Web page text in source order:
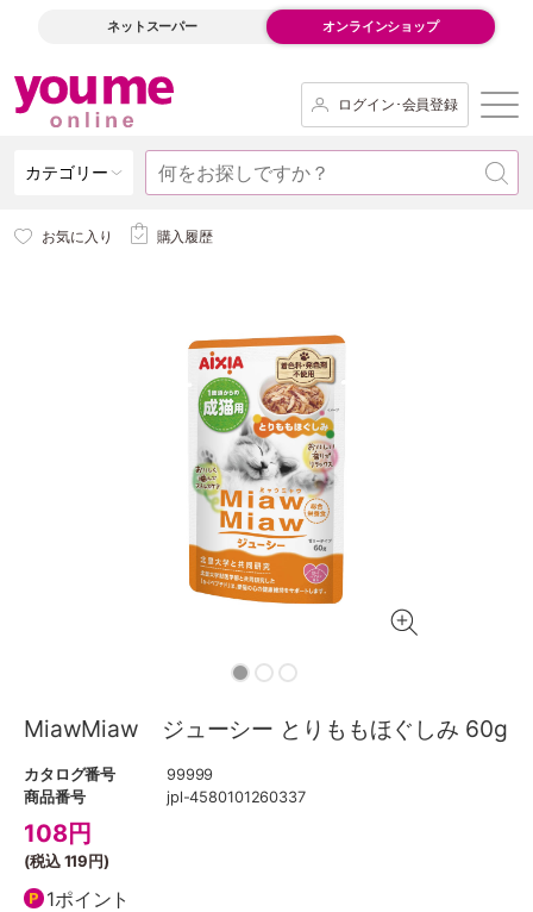
ネットスーパー オンラインショップ
ログイン･会員登録
カテゴリー
お気に入り 購入履歴
MiawMiaw ジューシー とりももほぐしみ 60g
カタログ番号
99999
商品番号
jpl-4580101260337
108円
(税込119円)
1ポイント